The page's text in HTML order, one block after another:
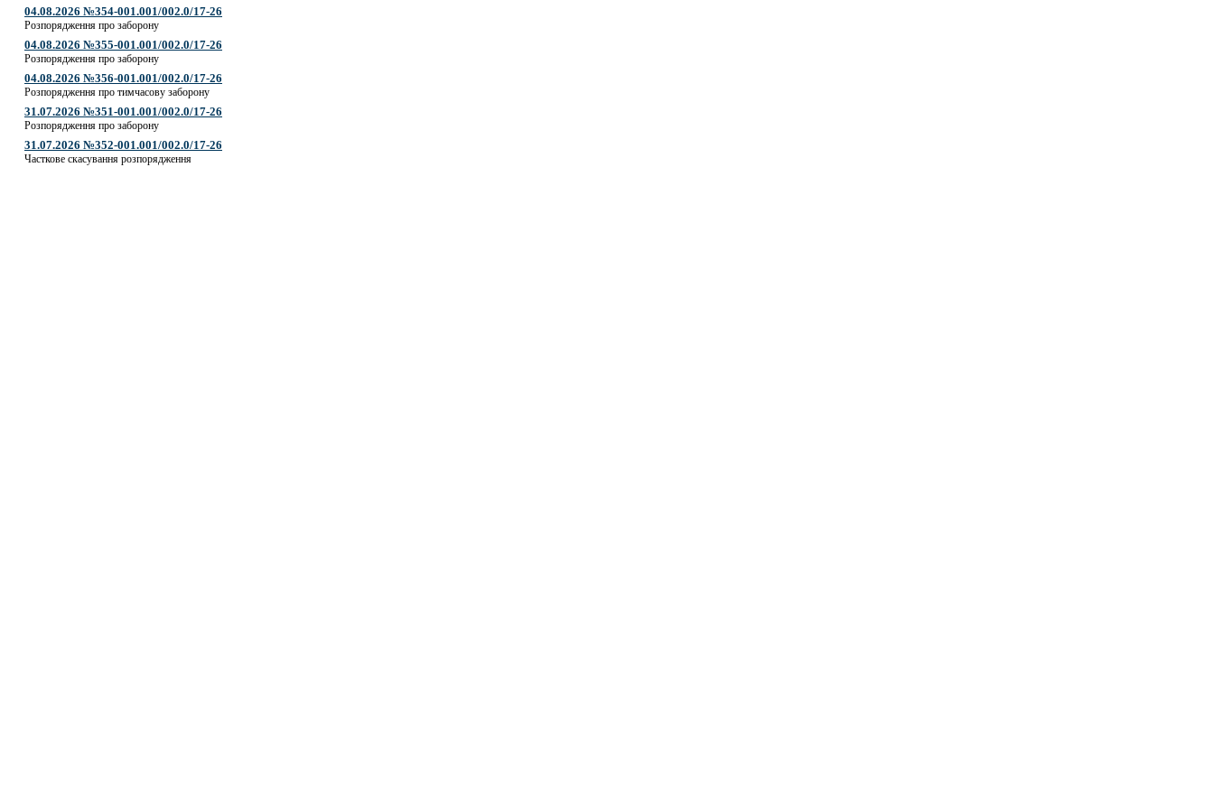
04.08.2026 №354-001.001/002.0/17-26
Розпорядження про заборону
04.08.2026 №355-001.001/002.0/17-26
Розпорядження про заборону
04.08.2026 №356-001.001/002.0/17-26
Розпорядження про тимчасову заборону
31.07.2026 №351-001.001/002.0/17-26
Розпорядження про заборону
31.07.2026 №352-001.001/002.0/17-26
Часткове скасування розпорядження